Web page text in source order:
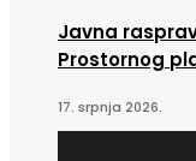
Javna
Prostornog
17. srpnja 2026.